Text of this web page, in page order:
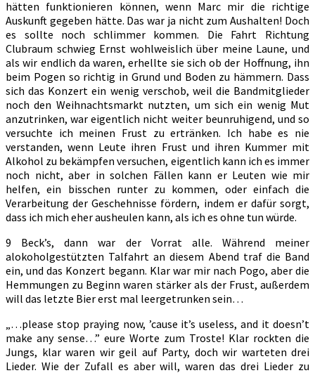
hätten funktionieren können, wenn Marc mir die richtige
Auskunft gegeben hätte. Das war ja nicht zum Aushalten! Doch
es sollte noch schlimmer kommen. Die Fahrt Richtung
Clubraum schwieg Ernst wohlweislich über meine Laune, und
als wir endlich da waren, erhellte sie sich ob der Hoffnung, ihn
beim Pogen so richtig in Grund und Boden zu hämmern. Dass
sich das Konzert ein wenig verschob, weil die Bandmitglieder
noch den Weihnachtsmarkt nutzten, um sich ein wenig Mut
anzutrinken, war eigentlich nicht weiter beunruhigend, und so
versuchte ich meinen Frust zu ertränken. Ich habe es nie
verstanden, wenn Leute ihren Frust und ihren Kummer mit
Alkohol zu bekämpfen versuchen, eigentlich kann ich es immer
noch nicht, aber in solchen Fällen kann er Leuten wie mir
helfen, ein bisschen runter zu kommen, oder einfach die
Verarbeitung der Geschehnisse fördern, indem er dafür sorgt,
dass ich mich eher ausheulen kann, als ich es ohne tun würde.
9 Beck’s, dann war der Vorrat alle. Während meiner
alokoholgestützten Talfahrt an diesem Abend traf die Band
ein, und das Konzert begann. Klar war mir nach Pogo, aber die
Hemmungen zu Beginn waren stärker als der Frust, außerdem
will das letzte Bier erst mal leergetrunken sein…
„…please stop praying now, ’cause it’s useless, and it doesn’t
make any sense…” eure Worte zum Troste! Klar rockten die
Jungs, klar waren wir geil auf Party, doch wir warteten drei
Lieder. Wie der Zufall es aber will, waren das drei Lieder zu